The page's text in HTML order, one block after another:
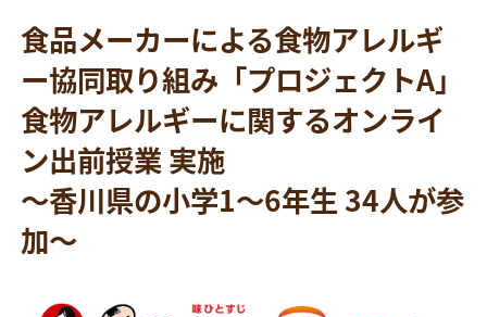
食品メーカーによる食物アレルギ
ー協同取り組み「プロジェクトA」
食物アレルギーに関するオンライ
ン出前授業 実施
～香川県の小学1～6年生 34人が参
加～